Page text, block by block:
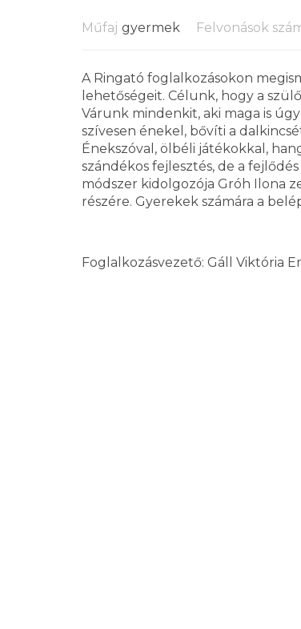
Műfaj gyermek Felvonások
A Ringató foglalkozásokon
lehetőségeit. Célunk, hogy a
Várunk mindenkit, aki maga is
szívesen énekel, bővíti a
Énekszóval, ölbéli játékokkal,
szándékos fejlesztés, de a
módszer kidolgozója Gróh Ilona
részére. Gyerekek számára a
Foglalkozásvezető: Gáll Viktória